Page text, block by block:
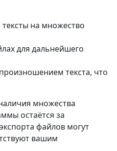
тексты на множество
для дальнейшего
текста, что
множества
остаётся за
файлов могут
вашим